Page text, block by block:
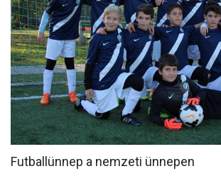
MÉRKŐZÉSEK
KLUB
GALÉRIA
SZURKOLÓI ÉLMÉNYEK
AKKREDITÁCIÓ
Futballünnep a nemzeti ünnepen